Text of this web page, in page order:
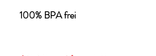
100% BPA frei